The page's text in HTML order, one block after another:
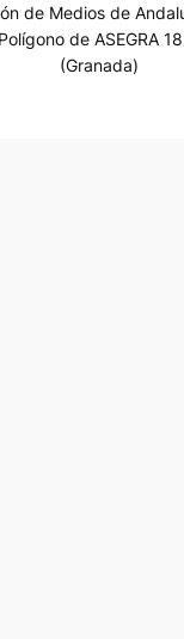
de Medios de
de ASEGRA
(Granada)